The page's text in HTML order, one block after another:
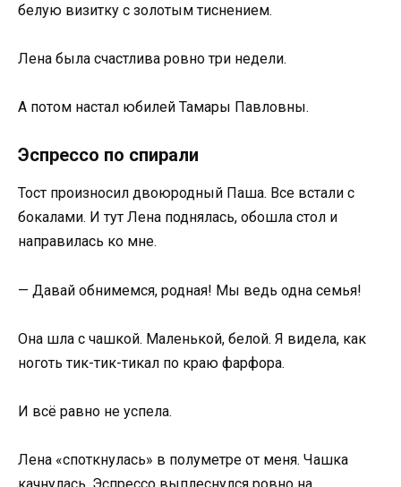
белую визитку с золотым тиснением.
Лена была счастлива ровно три недели.
А потом настал юбилей Тамары Павловны.
Эспрессо по спирали
Тост произносил двоюродный Паша. Все встали с
бокалами. И тут Лена поднялась, обошла стол и
направилась ко мне.
— Давай обнимемся, родная! Мы ведь одна семья!
Она шла с чашкой. Маленькой, белой. Я видела, как
ноготь тик-тик-тикал по краю фарфора.
И всё равно не успела.
Лена «споткнулась» в полуметре от меня. Чашка